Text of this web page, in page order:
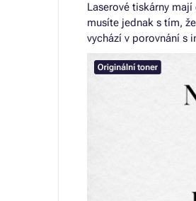
Laserové tiskárny
musíte jednak s tím,
vychází v porovnání s